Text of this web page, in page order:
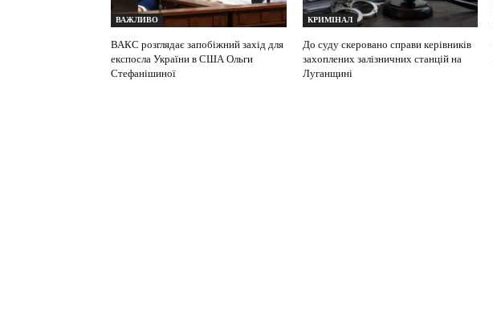
ВАЖЛИВО
ВАКС розглядає запобіжний захід для
експосла України в США Ольги
Стефанішиної
КРИМІНАЛ
До суду скеровано справи керівників
захоплених залізничних станцій на
Луганщині